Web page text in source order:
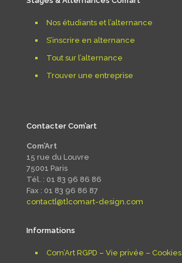
Nos étudiants et l’alternance
S’inscrire en alternance
Tout sur l’alternance
Trouver une entreprise
Contacter Com’art
Com’Art
15 rue du Louvre
75001 Paris
Tél. : 01 83 96 86 86
Fax : 01 83 96 86 87
contact[@t]comart-design.com
Informations
Com’Art RGPD – Vie privée – Cookies